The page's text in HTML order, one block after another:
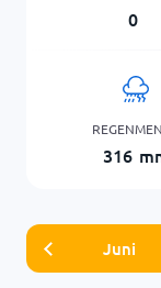
0
316
Juni